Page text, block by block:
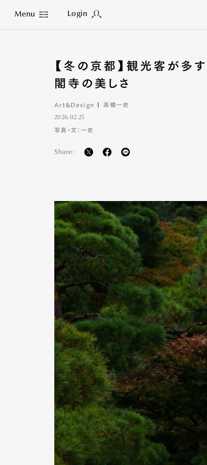
Menu Login
Close
【冬の京都】観光客が多
閣寺の美しさ
Art&Design 高橋一史
2026.02.25
写真・文：一史
Share: